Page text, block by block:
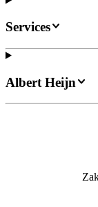
Services
Albert Heijn